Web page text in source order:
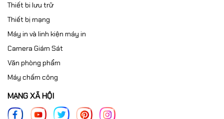
Thiết bi lưu trữ
Thiết bị mạng
Máy in và linh kiện máy in
Camera Giám Sát
Văn phòng phẩm
Máy chấm công
MẠNG XÃ HỘI